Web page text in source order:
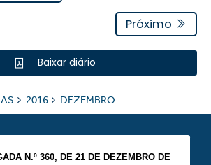
Próximo
Baixar diário
2016 DEZEMBRO
N.º 360, DE 21 DE DEZEMBRO DE